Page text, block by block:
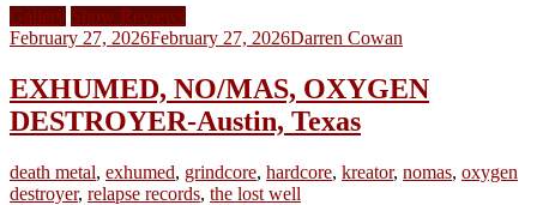
Gallery Show Reviews
February 27, 2026February 27, 2026Darren Cowan
EXHUMED, NO/MAS, OXYGEN
DESTROYER-Austin, Texas
death metal, exhumed, grindcore, hardcore, kreator, nomas, oxygen
destroyer, relapse records, the lost well